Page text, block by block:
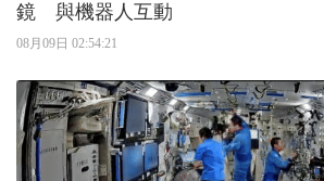
鏡 與機器人互動
08月09日 02:54:21